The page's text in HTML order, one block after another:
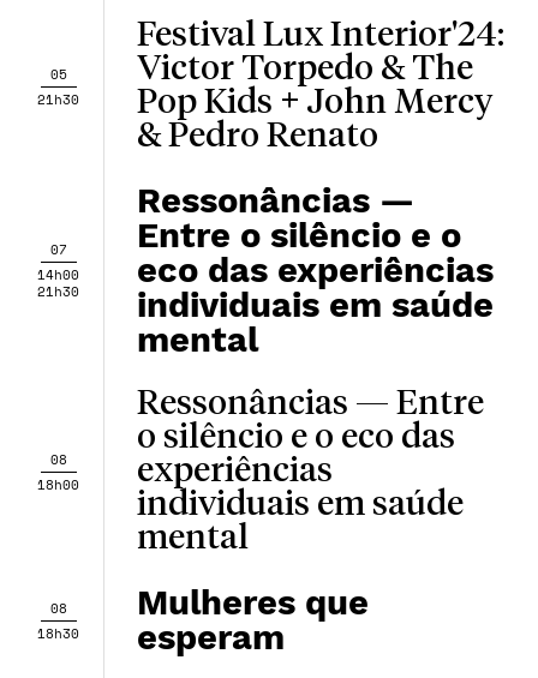
05
21h30
Festival Lux Interior'24:
Victor Torpedo & The
Pop Kids + John Mercy
& Pedro Renato
07
14h00
21h30
Ressonâncias —
Entre o silêncio e o
eco das experiências
individuais em saúde
mental
08
18h00
Ressonâncias — Entre
o silêncio e o eco das
experiências
individuais em saúde
mental
08
18h30
Mulheres que
esperam